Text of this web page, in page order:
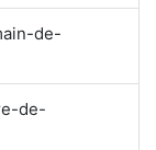
de-
de-